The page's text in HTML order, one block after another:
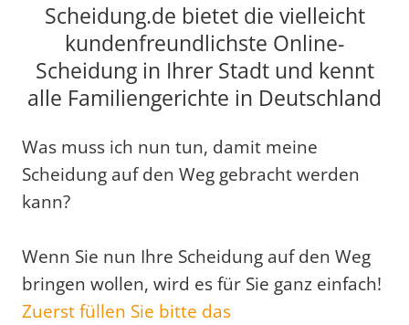
Scheidung.de bietet die vielleicht
kundenfreundlichste Online-
Scheidung in Ihrer Stadt und kennt
alle Familiengerichte in Deutschland
Was muss ich nun tun, damit meine
Scheidung auf den Weg gebracht werden
kann?
Wenn Sie nun Ihre Scheidung auf den Weg
bringen wollen, wird es für Sie ganz einfach!
Zuerst füllen Sie bitte das